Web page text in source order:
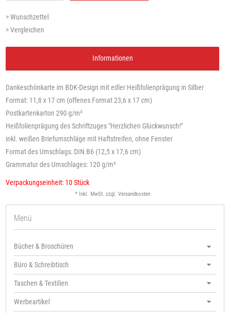
> Wunschzettel
> Vergleichen
Informationen
Dankeschönkarte im BDK-Design mit edler Heißfolienprägung in Silber
Format: 11,8 x 17 cm (offenes Format 23,6 x 17 cm)
Postkartenkarton 290 g/m²
Heißfolienprägung des Schriftzuges "Herzlichen Glückwunsch!"
inkl. weißen Briefumschläge mit Haftstreifen, ohne Fenster
Format des Umschlags: DIN B6 (12,5 x 17,6 cm)
Grammatur des Umschlages: 120 g/m²
Verpackungseinheit: 10 Stück
* Inkl. MwSt. zzgl. Versandkosten
Menü
Bücher & Broschüren
Büro & Schreibtisch
Taschen & Textilien
Werbeartikel